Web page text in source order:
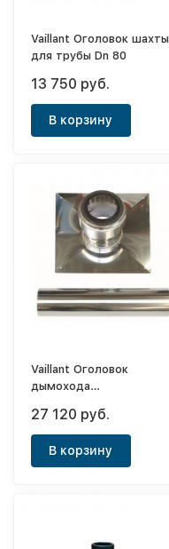
Vaillant Оголовок шахты
для трубы Dn 80
13 750 руб.
В корзину
Vaillant Оголовок
дымохода
27 120 руб.
В корзину